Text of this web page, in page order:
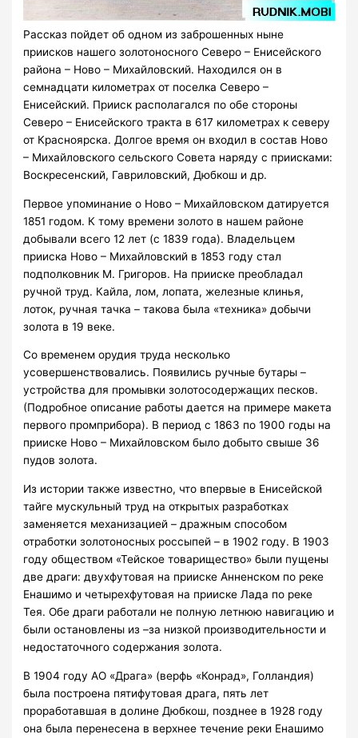
Рассказ пойдет об одном из заброшенных ныне
приисков нашего золотоносного Северо – Енисейского
района – Ново – Михайловский. Находился он в
семнадцати километрах от поселка Северо –
Енисейский. Прииск располагался по обе стороны
Северо – Енисейского тракта в 617 километрах к северу
от Красноярска. Долгое время он входил в состав Ново
– Михайловского сельского Совета наряду с приисками:
Воскресенский, Гавриловский, Дюбкош и др.
Первое упоминание о Ново – Михайловском датируется
1851 годом. К тому времени золото в нашем районе
добывали всего 12 лет (с 1839 года). Владельцем
прииска Ново – Михайловский в 1853 году стал
подполковник М. Григоров. На прииске преобладал
ручной труд. Кайла, лом, лопата, железные клинья,
лоток, ручная тачка – такова была «техника» добычи
золота в 19 веке.
Со временем орудия труда несколько
усовершенствовались. Появились ручные бутары –
устройства для промывки золотосодержащих песков.
(Подробное описание работы дается на примере макета
первого промприбора). В период с 1863 по 1900 годы на
прииске Ново – Михайловском было добыто свыше 36
пудов золота.
Из истории также известно, что впервые в Енисейской
тайге мускульный труд на открытых разработках
заменяется механизацией – дражным способом
отработки золотоносных россыпей – в 1902 году. В 1903
году обществом «Тейское товарищество» были пущены
две драги: двухфутовая на прииске Анненском по реке
Енашимо и четырехфутовая на прииске Лада по реке
Тея. Обе драги работали не полную летнюю навигацию и
были остановлены из –за низкой производительности и
недостаточного содержания золота.
В 1904 году АО «Драга» (верфь «Конрад», Голландия)
была построена пятифутовая драга, пять лет
проработавшая в долине Дюбкош, позднее в 1928 году
она была перенесена в верхнее течение реки Енашимо